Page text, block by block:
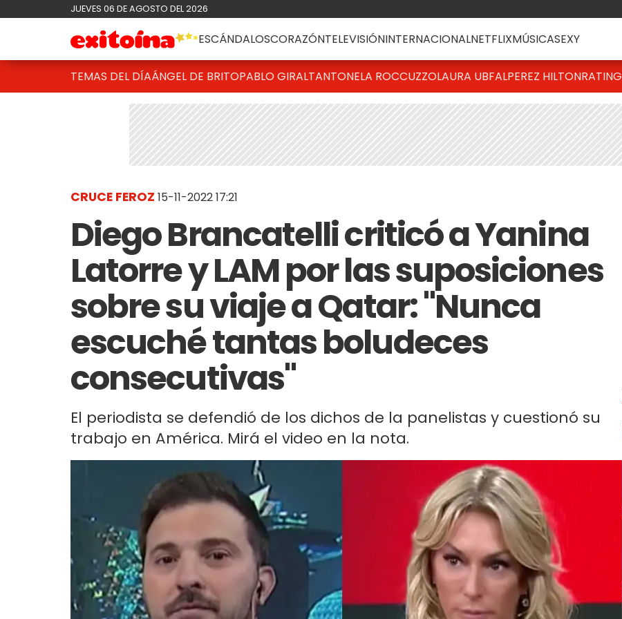
JUEVES 06 DE AGOSTO DEL 2026
ESCÁNDALOSCORAZÓNTELEVISIÓNINTERNACIONALNETFLIXMÚSICASEXY
TEMAS DEL DÍAÁNGEL DE BRITOPABLO GIRALTANTONELA ROCCUZZOLAURA UBFALPEREZ HILTONRATING
CRUCE FEROZ 15-11-2022 17:21
Diego Brancatelli criticó a Yanina
Latorre y LAM por las suposiciones
sobre su viaje a Qatar: "Nunca
escuché tantas boludeces
consecutivas"
El periodista se defendió de los dichos de la panelistas y cuestionó su
trabajo en América. Mirá el video en la nota.